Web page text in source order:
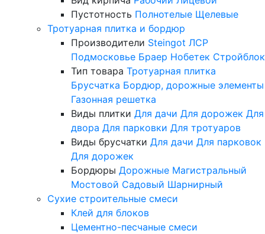
Пустотность Полнотелые Щелевые
Тротуарная плитка и бордюр
Производители Steingot ЛСР
Подмосковье Браер Нобетек Стройблок
Тип товара Тротуарная плитка
Брусчатка Бордюр, дорожные элементы
Газонная решетка
Виды плитки Для дачи Для дорожек Для
двора Для парковки Для тротуаров
Виды брусчатки Для дачи Для парковок
Для дорожек
Бордюры Дорожные Магистральный
Мостовой Садовый Шарнирный
Сухие строительные смеси
Клей для блоков
Цементно-песчаные смеси